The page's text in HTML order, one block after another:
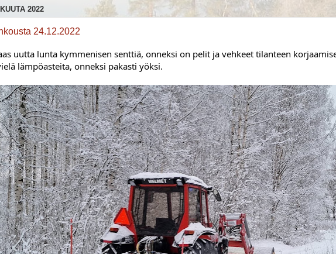
2022
24.12.2022
uutta lunta kymmenisen senttiä, onneksi on pelit ja vehkeet tilanteen